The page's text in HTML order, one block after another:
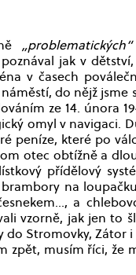
„problematických“
jak v
v časech
do nějž
ze 14. února
omyl v navigaci.
peníze, které po
otec obtížně a
přídělový
na
a
vzorně, jak jen to
Stromovky, Zátor
zpět, musím říci,